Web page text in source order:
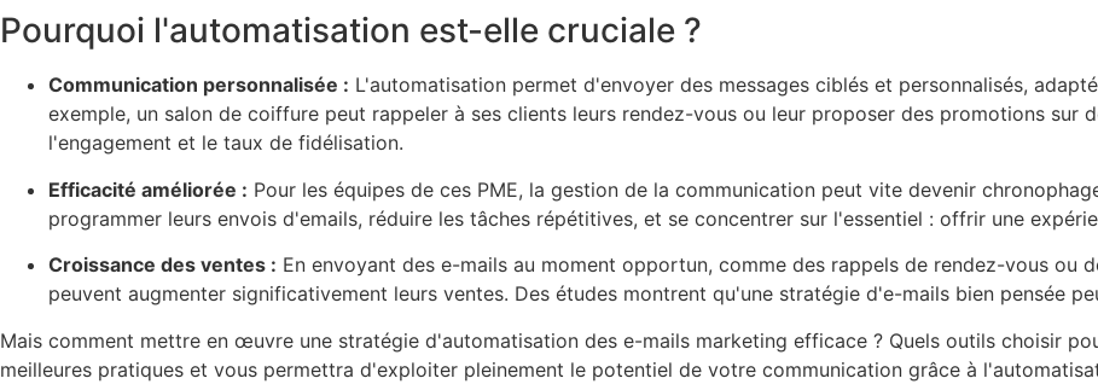
Pourquoi l'automatisation est-elle cruciale ?
Communication personnalisée : L'automatisation permet d'envoyer des messages ciblés et personnalisés,
exemple, un salon de coiffure peut rappeler à ses clients leurs rendez-vous ou leur proposer des promotions sur
l'engagement et le taux de fidélisation.
Efficacité améliorée : Pour les équipes de ces PME, la gestion de la communication peut vite devenir
programmer leurs envois d'emails, réduire les tâches répétitives, et se concentrer sur l'essentiel : offrir une
Croissance des ventes : En envoyant des e-mails au moment opportun, comme des rappels de rendez-vous ou
peuvent augmenter significativement leurs ventes. Des études montrent qu'une stratégie d'e-mails bien pensée
Mais comment mettre en œuvre une stratégie d'automatisation des e-mails marketing efficace ? Quels outils choisir
meilleures pratiques et vous permettra d'exploiter pleinement le potentiel de votre communication grâce à